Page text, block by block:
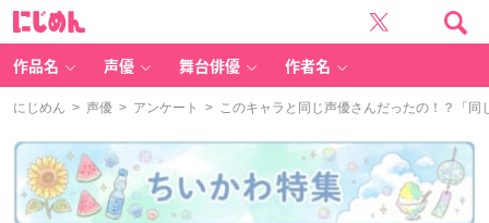
作品名 声優 舞台俳優 作者名
にじめん > 声優 > アンケート > このキャラと同じ声優さんだったの！？「同